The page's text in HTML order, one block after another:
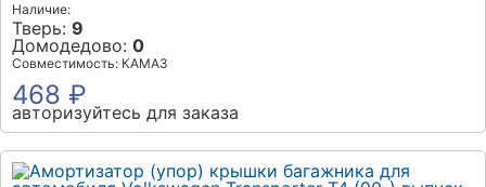
Наличие:
Тверь: 9
Домодедово: 0
Совместимость: КАМАЗ
468 ₽
авторизуйтесь для заказа